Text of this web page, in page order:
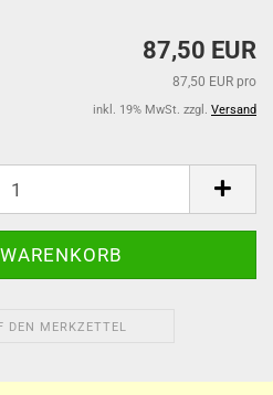
87,50 EUR
87,50 EUR pro
inkl. 19% MwSt. zzgl. Versand
DEN MERKZETTEL